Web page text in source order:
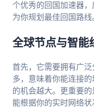
个优秀的回国加速器，
为你规划最佳回国路线
全球节点与智能
首先，它需要拥有广
多，意味着你能连接
的机会越大。更重要
能根据你的实时网络